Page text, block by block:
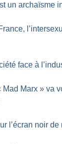
un archaïsme
face à
Mad Marx » va
l’écran noir